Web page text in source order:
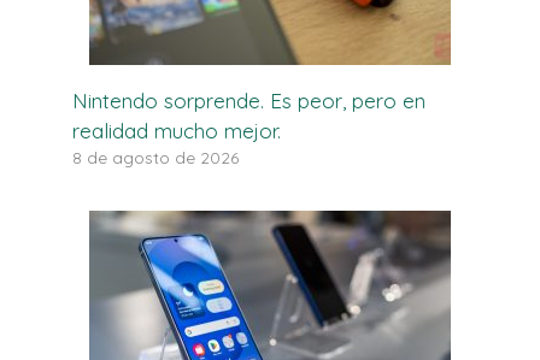
Nintendo sorprende. Es peor, pero en
realidad mucho mejor.
8 de agosto de 2026